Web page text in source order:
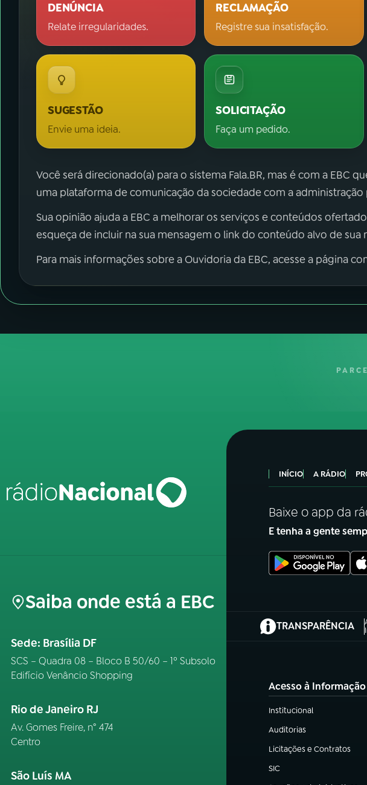
DENÚNCIA
Relate irregularidades.
RECLAMAÇÃO
Registre sua insatisfação.
SUGESTÃO
Envie uma ideia.
SOLICITAÇÃO
Faça um pedido.
Você será direcionado(a) para o sistema Fala.BR, mas é com a EBC
uma plataforma de comunicação da sociedade com a
Sua opinião ajuda a EBC a melhorar os serviços e conteúdos
esqueça de incluir na sua mensagem o link do conteúdo alvo de sua
Para mais informações sobre a Ouvidoria da EBC, acesse a página
Saiba onde está a EBC
Sede: Brasília DF
SCS – Quadra 08 – Bloco B 50/60 – 1º Subsolo
Edifício Venâncio Shopping
Rio de Janeiro RJ
Av. Gomes Freire, n° 474
Centro
São Luís MA
INÍCIO A RÁDIO
Baixe o app da
E tenha a gente
TRANSPARÊNCIA
(abre em nova aba)
Acesso à Informação
Institucional
(abre em nova aba)
Auditorias
(abre em nova aba)
Licitações e Contratos
(abre em nova aba)
SIC
(abre em nova aba)